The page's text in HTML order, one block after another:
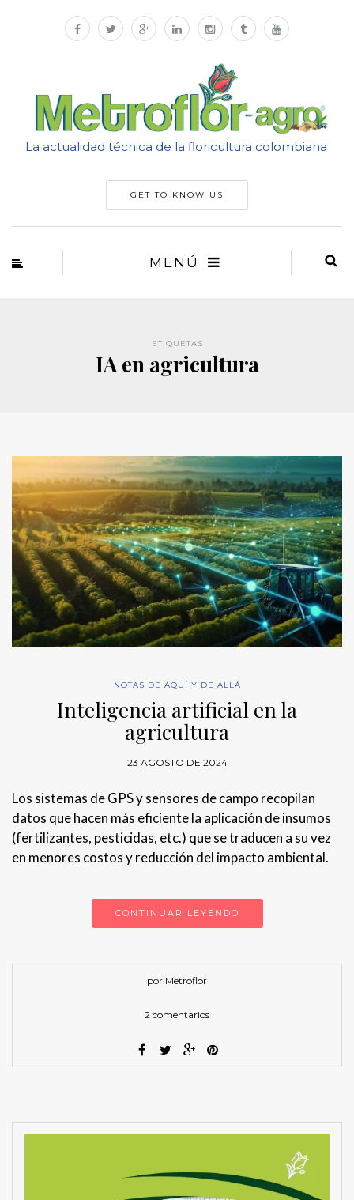
La actualidad técnica de la floricultura colombiana
GET TO KNOW US
MENÚ
ETIQUETAS
IA en agricultura
NOTAS DE AQUÍ Y DE ALLÁ
Inteligencia artificial en la
agricultura
23 AGOSTO DE 2024
Los sistemas de GPS y sensores de campo recopilan
datos que hacen más eficiente la aplicación de insumos
(fertilizantes, pesticidas, etc.) que se traducen a su vez
en menores costos y reducción del impacto ambiental.
CONTINUAR LEYENDO
por Metroflor
2 comentarios